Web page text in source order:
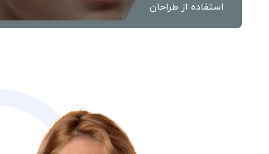
استفاده از طراحان